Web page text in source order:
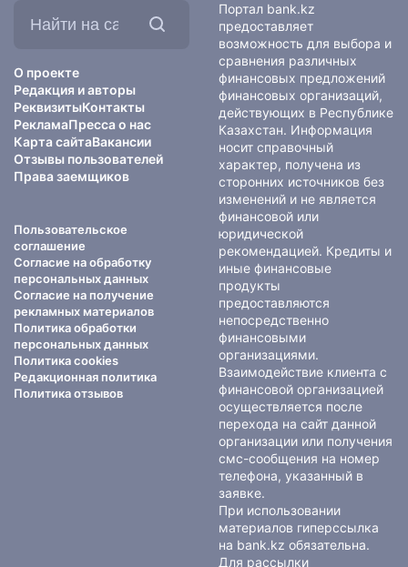
О проекте
Редакция и авторы
РеквизитыКонтакты
РекламаПресса о нас
Карта сайтаВакансии
Отзывы пользователей
Права заемщиков
Пользовательское
соглашение
Согласие на обработку
персональных данных
Согласие на получение
рекламных материалов
Политика обработки
персональных данных
Политика cookies
Редакционная политика
Политика отзывов
Портал bank.kz
предоставляет
возможность для выбора и
сравнения различных
финансовых предложений
финансовых организаций,
действующих в Республике
Казахстан. Информация
носит справочный
характер, получена из
сторонних источников без
изменений и не является
финансовой или
юридической
рекомендацией. Кредиты и
иные финансовые
продукты
предоставляются
непосредственно
финансовыми
организациями.
Взаимодействие клиента с
финансовой организацией
осуществляется после
перехода на сайт данной
организации или получения
смс-сообщения на номер
телефона, указанный в
заявке.
При использовании
материалов гиперссылка
на bank.kz обязательна.
Для рассылки